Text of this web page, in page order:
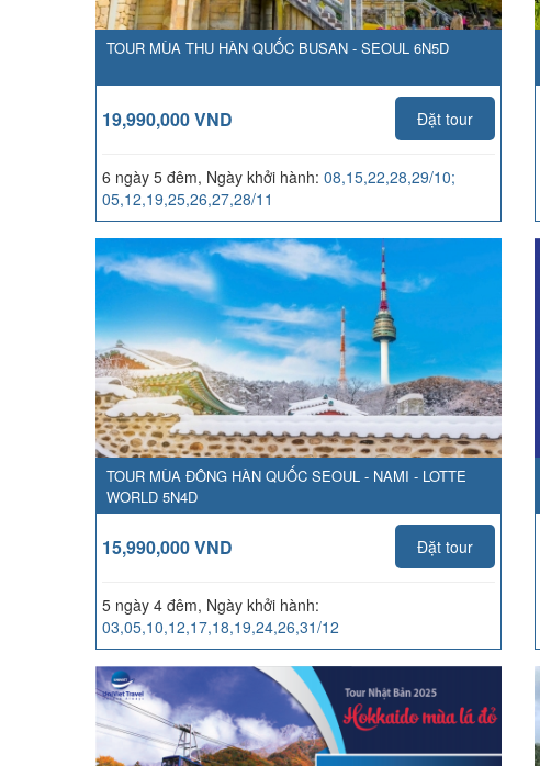
TOUR MÙA THU HÀN QUỐC BUSAN - SEOUL 6N5D
19,990,000 VND Đặt tour
6 ngày 5 đêm, Ngày khởi hành: 08,15,22,28,29/10;
05,12,19,25,26,27,28/11
TOUR MÙA ĐÔNG HÀN QUỐC SEOUL - NAMI - LOTTE
WORLD 5N4D
15,990,000 VND Đặt tour
5 ngày 4 đêm, Ngày khởi hành:
03,05,10,12,17,18,19,24,26,31/12